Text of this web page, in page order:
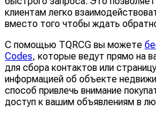
клиентам легко
вместо того чтобы ждать
С помощью TQRCG вы можете
Codes, которые ведут прямо на
для сбора контактов или
информацией об объекте
способ привлечь внимание
доступ к вашим объявлениям в